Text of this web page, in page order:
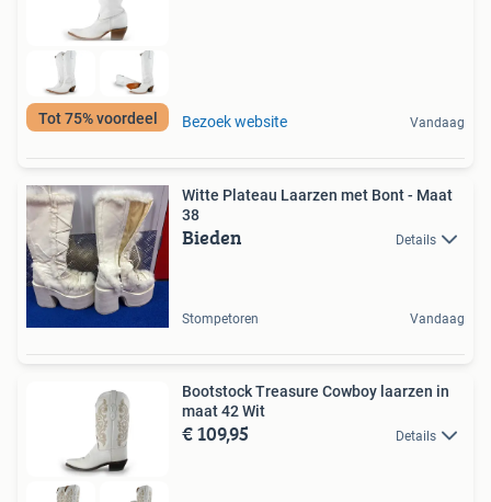
Tot 75% voordeel Bezoek website Vandaag
Witte Plateau Laarzen met Bont - Maat
38
Bieden Details
Stompetoren Vandaag
Bootstock Treasure Cowboy laarzen in
maat 42 Wit
€ 109,95 Details